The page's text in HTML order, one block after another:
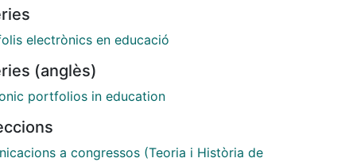
a su utilización personal. En este artículo se
en primer lugar, un acercamiento al proceso de
y descriptiva, la herramienta a través de
Un segundo apartado del artículo se
universitarios, en concreto en varias
de la Universidad de Barcelona durante dos
electrònics en educació
(anglès)
portfolios in education
a congressos (Teoria i Història de